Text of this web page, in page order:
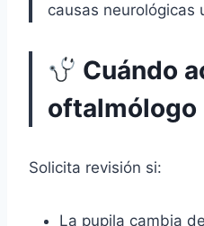
causas neurológicas
Cuándo
oftalmólogo
Solicita revisión si:
La pupila cambia